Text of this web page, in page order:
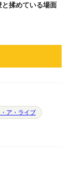
揉めている場面
ア・ライブ